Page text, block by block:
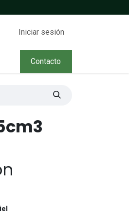
Iniciar sesión
Contacto